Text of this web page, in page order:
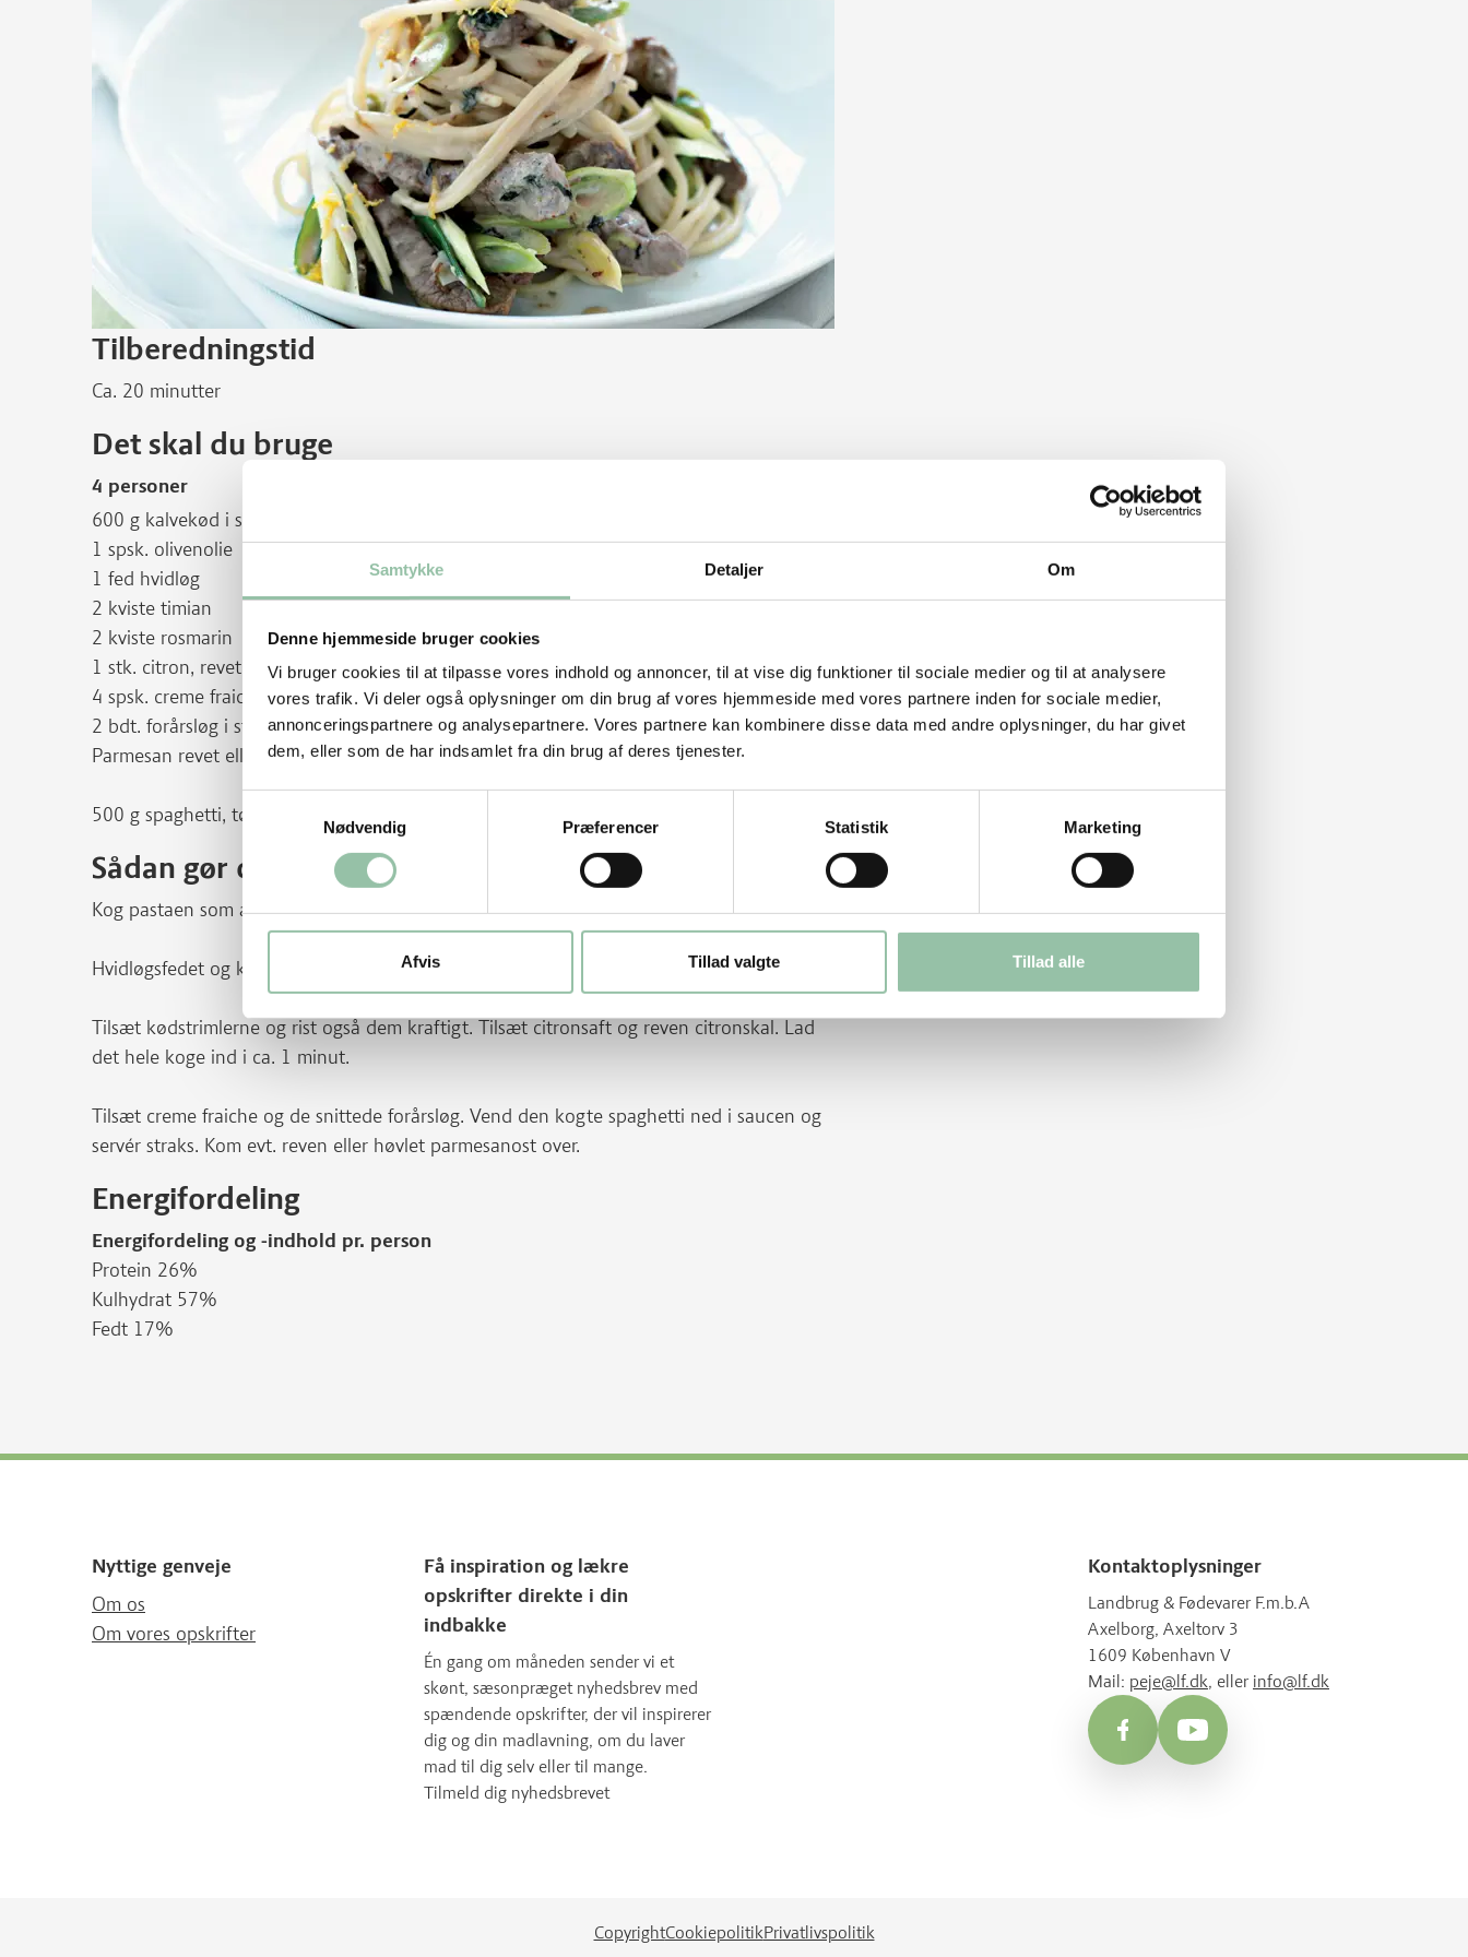
Samtykke Detaljer Om
Denne hjemmeside bruger cookies
Vi bruger cookies til at tilpasse vores indhold og annoncer, til at vise dig funktioner til sociale medier og til at analysere
vores trafik. Vi deler også oplysninger om din brug af vores hjemmeside med vores partnere inden for sociale medier,
annonceringspartnere og analysepartnere. Vores partnere kan kombinere disse data med andre oplysninger, du har givet
dem, eller som de har indsamlet fra din brug af deres tjenester.
Nødvendig
Præferencer Statistik Marketing
Afvis Tillad valgte Tillad alle
Tilberedningstid
Ca. 20 minutter
Det skal du bruge
4 personer
600 g kalvekød i strimler (skåret af inderlår, klump, tyksteg eller flanksteak)
1 spsk. olivenolie
1 fed hvidløg
2 kviste timian
2 kviste rosmarin
1 stk. citron, revet skal af og saften af den halve
4 spsk. creme fraiche 38%
2 bdt. forårsløg i strimler
Parmesan revet eller høvlet
500 g spaghetti, tørret
Sådan gør du
Kog pastaen som anvist på emballagen.
Hvidløgsfedet og krydderurterne hakkes groft og ristes på en varm pande i olivenolien.
Tilsæt kødstrimlerne og rist også dem kraftigt. Tilsæt citronsaft og reven citronskal. Lad
det hele koge ind i ca. 1 minut.
Tilsæt creme fraiche og de snittede forårsløg. Vend den kogte spaghetti ned i saucen og
servér straks. Kom evt. reven eller høvlet parmesanost over.
Energifordeling
Energifordeling og -indhold pr. person
Protein 26%
Kulhydrat 57%
Fedt 17%
Nyttige genveje
Om os
Om vores opskrifter
Få inspiration og lækre
opskrifter direkte i din
indbakke
Én gang om måneden sender vi et
skønt, sæsonpræget nyhedsbrev med
spændende opskrifter, der vil inspirerer
dig og din madlavning, om du laver
mad til dig selv eller til mange.
Tilmeld dig nyhedsbrevet
Kontaktoplysninger
Landbrug & Fødevarer F.m.b.A
Axelborg, Axeltorv 3
1609 København V
Mail: peje@lf.dk, eller info@lf.dk
FacebookYouTube
CopyrightCookiepolitikPrivatlivspolitik